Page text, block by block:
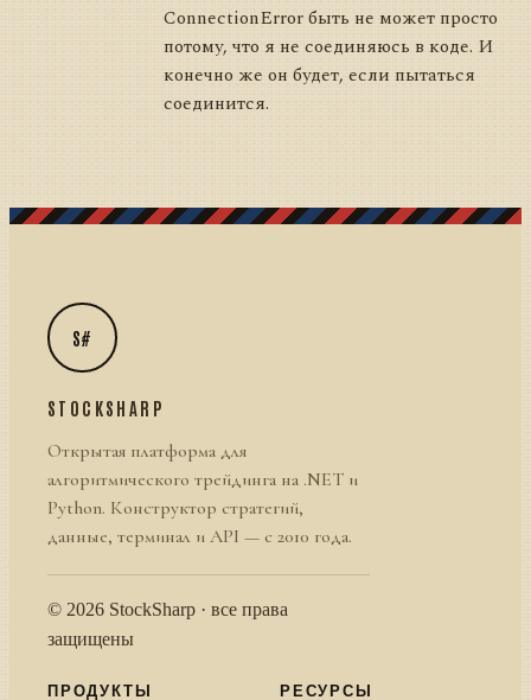
ConnectionError быть не может просто
потому, что я не соединяюсь в коде. И
конечно же он будет, если пытаться
соединится.
S#
STOCKSHARP
Открытая платформа для
алгоритмического трейдинга на .NET и
Python. Конструктор стратегий,
данные, терминал и API — с 2010 года.
© 2026 StockSharp · все права
защищены
ПРОДУКТЫ РЕСУРСЫ